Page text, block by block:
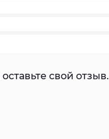
свой отзыв.